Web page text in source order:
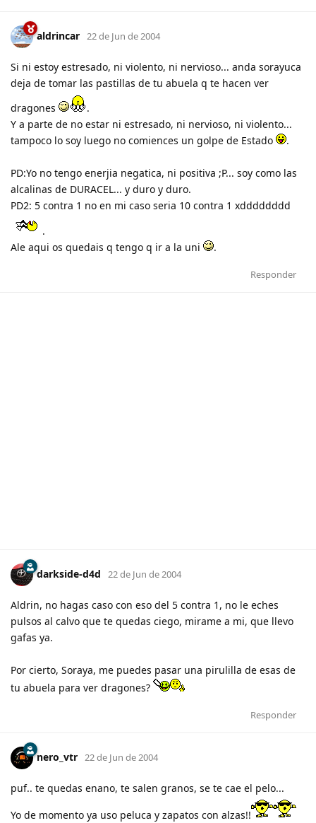
aldrincar 22 de Jun de 2004
Si ni estoy estresado, ni violento, ni nervioso... anda sorayuca
deja de tomar las pastillas de tu abuela q te hacen ver
dragones
.
Y a parte de no estar ni estresado, ni nervioso, ni violento...
tampoco lo soy luego no comiences un golpe de Estado
.
PD:Yo no tengo enerjia negatica, ni positiva ;P... soy como las
alcalinas de DURACEL... y duro y duro.
PD2: 5 contra 1 no en mi caso seria 10 contra 1 xdddddddd
.
Ale aqui os quedais q tengo q ir a la uni
.
Responder
darkside-d4d 22 de Jun de 2004
Aldrin, no hagas caso con eso del 5 contra 1, no le eches
pulsos al calvo que te quedas ciego, mirame a mi, que llevo
gafas ya.
Por cierto, Soraya, me puedes pasar una pirulilla de esas de
tu abuela para ver dragones?
Responder
nero_vtr 22 de Jun de 2004
puf.. te quedas enano, te salen granos, se te cae el pelo...
Yo de momento ya uso peluca y zapatos con alzas!!